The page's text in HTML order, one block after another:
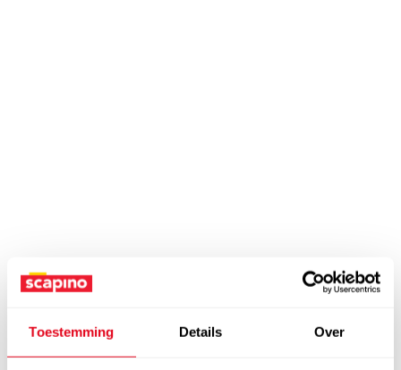
Toestemming Details Over